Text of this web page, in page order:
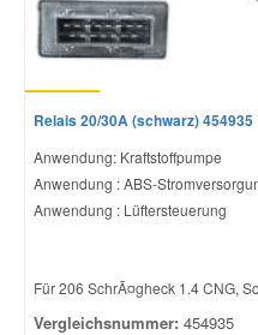
Relais 20/30A (schwarz) 454935
Anwendung: Kraftstoffpumpe
Anwendung : ABS-
Anwendung : Lüftersteuerung
Für 206 SchrÃ¤gheck 1.4 CNG,
Vergleichsnummer: 454935